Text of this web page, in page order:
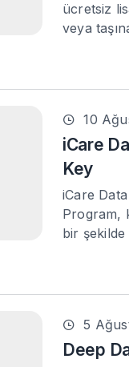
ücretsiz
veya
10
iCare
Key
iCare
Program,
bir
5
Deep